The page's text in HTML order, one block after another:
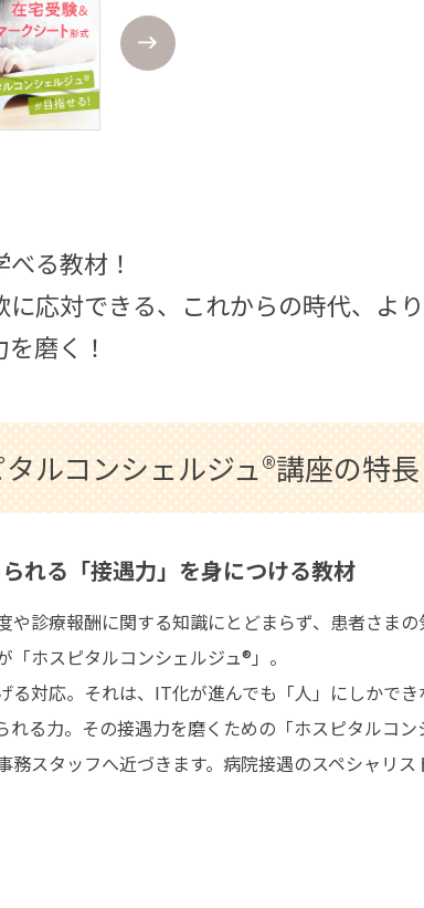
る教材！
応対できる、これからの時代、よ
磨く！
ルコンシェルジュ®講座の特長
れる「接遇力」を身につける教材
や診療報酬に関する知識にとどまらず、患者さま
ホスピタルコンシェルジュ®」。
対応。それは、IT化が進んでも「人」にしかでき
る力。その接遇力を磨くための「ホスピタルコン
務スタッフへ近づきます。病院接遇のスペシャリ